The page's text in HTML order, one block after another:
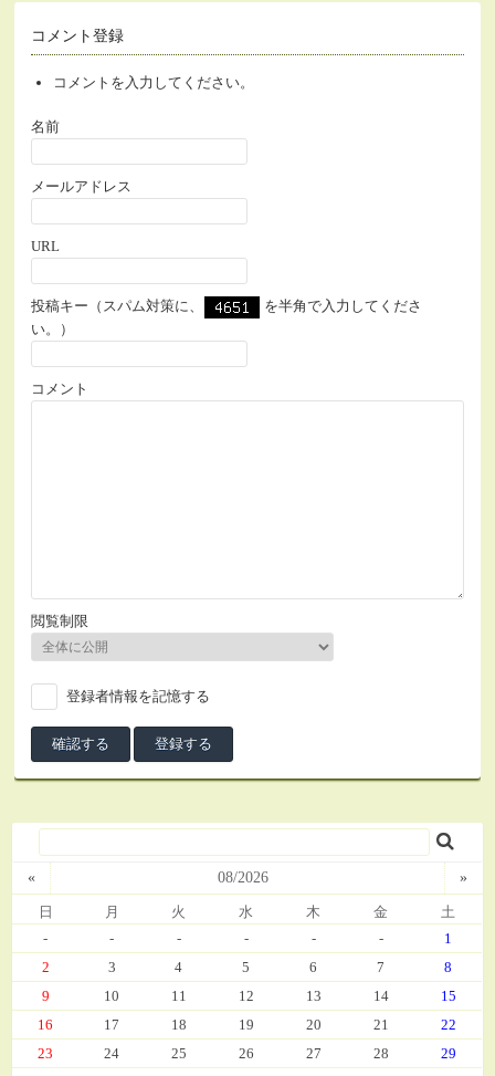
コメント登録
コメントを入力してください。
名前
メールアドレス
URL
投稿キー（スパム対策に、
を半角で入力してくださ
い。）
コメント
閲覧制限
登録者情報を記憶する
« 08/2026 »
日 月 火 水 木 金 土
- - - - - -
1
2
3 4 5 6 7
8
9
10 11 12 13 14
15
16
17 18 19 20 21
22
23
24 25 26 27 28
29